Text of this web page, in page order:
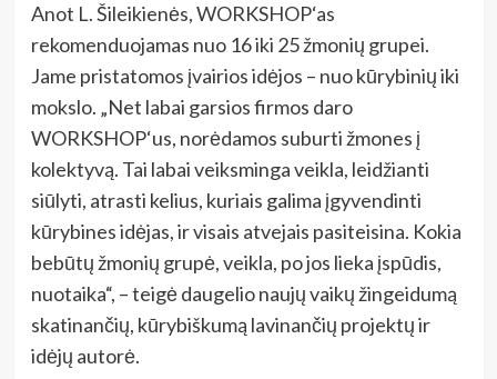
Anot L. Šileikienės, WORKSHOP‘as
rekomenduojamas nuo 16 iki 25 žmonių grupei.
Jame pristatomos įvairios idėjos – nuo kūrybinių iki
mokslo. „Net labai garsios firmos daro
WORKSHOP‘us, norėdamos suburti žmones į
kolektyvą. Tai labai veiksminga veikla, leidžianti
siūlyti, atrasti kelius, kuriais galima įgyvendinti
kūrybines idėjas, ir visais atvejais pasiteisina. Kokia
bebūtų žmonių grupė, veikla, po jos lieka įspūdis,
nuotaika“, – teigė daugelio naujų vaikų žingeidumą
skatinančių, kūrybiškumą lavinančių projektų ir
idėjų autorė.